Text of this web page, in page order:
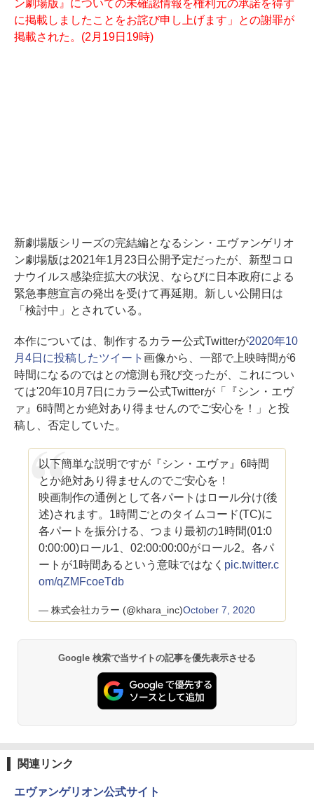
ン劇場版』についての未確認情報を権利元の承諾を得ず
に掲載しましたことをお詫び申し上げます」との謝罪が
掲載された。(2月19日19時)
新劇場版シリーズの完結編となるシン・エヴァンゲリオ
ン劇場版は2021年1月23日公開予定だったが、新型コロ
ナウイルス感染症拡大の状況、ならびに日本政府による
緊急事態宣言の発出を受けて再延期。新しい公開日は
「検討中」とされている。
本作については、制作するカラー公式Twitterが2020年10
月4日に投稿したツイート 画像から、一部で上映時間が6
時間になるのではとの憶測も飛び交ったが、これについ
ては'20年10月7日にカラー公式Twitterが「『シン・エヴ
ァ』6時間とか絶対あり得ませんのでご安心を！」と投
稿し、否定していた。
以下簡単な説明ですが『シン・エヴァ』6時間
とか絶対あり得ませんのでご安心を！
映画制作の通例として各パートはロール分け(後
述)されます。1時間ごとのタイムコード(TC)に
各パートを振分ける、つまり最初の1時間(01:0
0:00:00)ロール1、02:00:00:00がロール2。各パ
ートが1時間あるという意味ではなく pic.twitter.c
om/qZMFcoeTdb
— 株式会社カラー (@khara_inc)October 7, 2020
Google 検索で当サイトの記事を優先表示させる
関連リンク
エヴァンゲリオン公式サイト